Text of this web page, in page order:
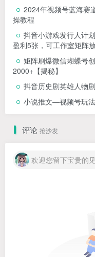
2024年视频号蓝海赛
操教程
抖音小游戏发行人计
盈利5张，可工作室矩阵
矩阵刷爆微信蝴蝶号
2000+【揭秘】
抖音历史剧英雄人物
小说推文—视频号玩
评论 抢沙发
欢迎您留下宝贵的